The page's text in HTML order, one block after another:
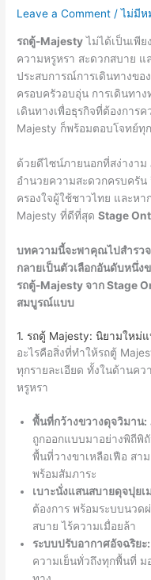
Leave a Comment /ไม่มีห
รถตู้-Majestyไม่ได้เป็นเพี
ความหรูหรา สะดวกสบาย
ประสบการณ์การเดินทางขอ
ครอบครัวอบอุ่น การเดินทา
เดินทางเพื่อธุรกิจที่ต้องการ
Majesty ก็พร้อมตอบโจทย์ทุ
ด้วยดีไซน์ภายนอกที่สง่างาม
อำนวยความสะดวกครบครั
ครองใจผู้ใช้ชาวไทย และห
Majesty ที่ดีที่สุดStage
บทความนี้จะพาคุณไปสำรว
กลายเป็นตัวเลือกอันดับหนึ่ง
รถตู้-Majesty จาก Stage
สมบูรณ์แบบ
1. รถตู้ Majesty: นิยามใหม่
อะไรคือสิ่งที่ทำให้รถตู้
ทุกรายละเอียด ทั้งในด้านค
หรูหรา
พื้นที่กว้างขวางดุจวิมาน:
ถูกออกแบบมาอย่างพิถีพิ
พื้นที่วางขาเหลือเฟือ สา
พร้อมสัมภาระ
เบาะนั่งแสนสบายดุจปุยเ
ต้องการ พร้อมระบบนวด
สบาย ไร้ความเมื่อยล้า
ระบบปรับอากาศอัจฉริยะ:
ความเย็นทั่วถึงทุกพื้นที่